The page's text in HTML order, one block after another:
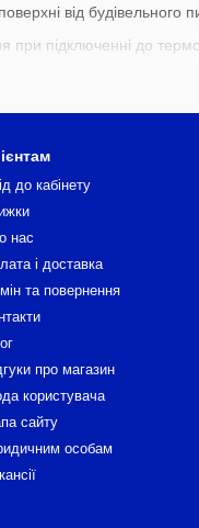
від будівельного
при підключенні до
пилу.
пилу.
сміття.
до кабінету
нас
і доставка
та повернення
про магазин
користувача
сайту
особам